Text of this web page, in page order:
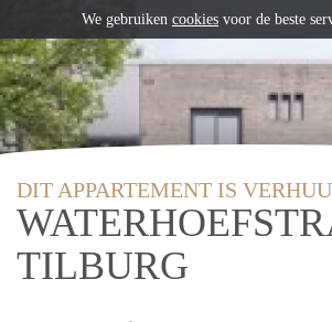
DIT APPARTEMENT IS
TILBURG
We gebruiken cookies voor de beste